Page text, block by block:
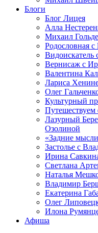
Блоги
Блог Лицея
Алла
Михаил
Родословная
Вернисаж с
Валентина
Лариса
Олег
Культурный
Лазурный
Озолиной
«Задние
Застолье с
Ирина
Светлана
Наталья
Владимир
Екатерина
Олег
Илона
Афиша